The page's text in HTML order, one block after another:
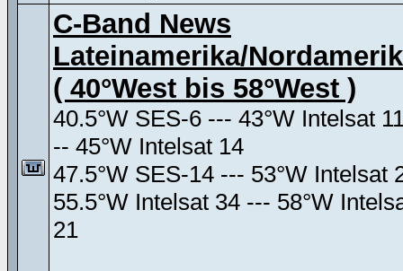
C-Band News
Lateinamerika/
( 40°West bis 58°West )
40.5°W SES-6 --- 43°W Intelsat
-- 45°W Intelsat 14
47.5°W SES-14 --- 53°W Intelsat
55.5°W Intelsat 34 --- 58°W
21